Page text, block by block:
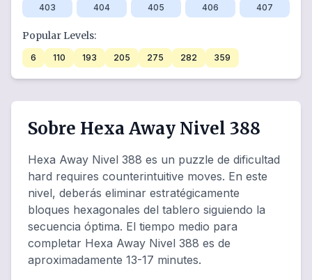
403 404 405 406 407
Popular Levels:
6 110 193 205 275 282 359
Sobre Hexa Away Nivel 388
Hexa Away Nivel 388 es un puzzle de dificultad
hard requires counterintuitive moves. En este
nivel, deberás eliminar estratégicamente
bloques hexagonales del tablero siguiendo la
secuencia óptima. El tiempo medio para
completar Hexa Away Nivel 388 es de
aproximadamente 13-17 minutes.